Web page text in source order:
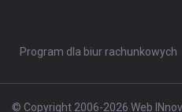
Program dla biur rachunkowych
© Copyright 2006-2026 Web